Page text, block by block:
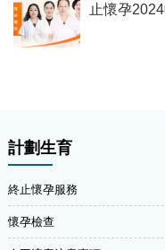
止懷孕
計劃生育
終止懷孕服務
懷孕檢查